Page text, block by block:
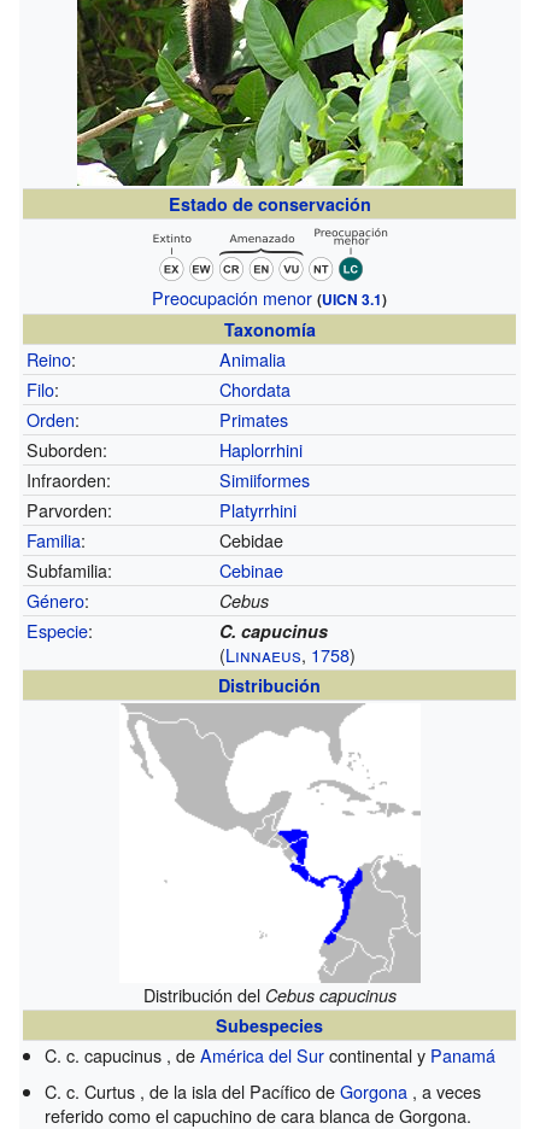
Estado de conservación
Preocupación menor (UICN 3.1)
Taxonomía
Reino:
Animalia
Filo:
Chordata
Orden:
Primates
Suborden:
Haplorrhini
Infraorden:
Simiiformes
Parvorden:
Platyrrhini
Familia:
Cebidae
Subfamilia:
Cebinae
Género: Cebus
Especie: C. capucinus
(Linnaeus, 1758)
Distribución
Distribución del Cebus capucinus
Subespecies
C. c. capucinus , deAmérica del Surcontinental y Panamá
C. c. Curtus , de la isla del Pacífico deGorgona, a veces
referido como el capuchino de cara blanca de Gorgona.